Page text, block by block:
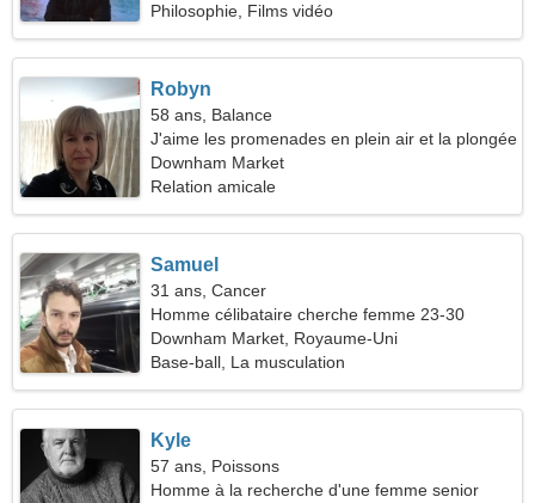
Philosophie, Films vidéo
Robyn
58 ans, Balance
J'aime les promenades en plein air et la plongée
Downham Market
Relation amicale
Samuel
31 ans, Cancer
Homme célibataire cherche femme 23-30
Downham Market, Royaume-Uni
Base-ball, La musculation
Kyle
57 ans, Poissons
Homme à la recherche d'une femme senior